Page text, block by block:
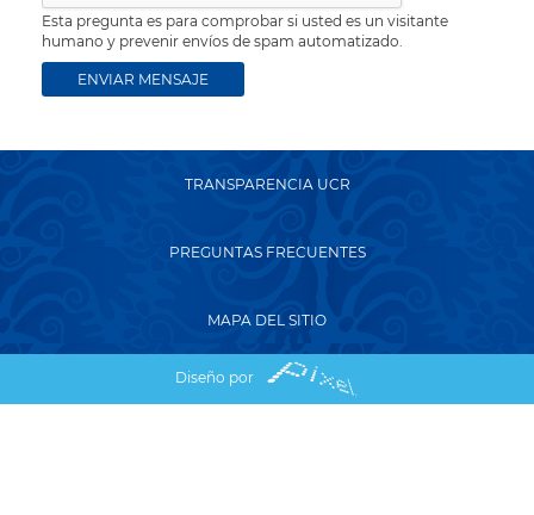
Esta pregunta es para comprobar si usted es un visitante
humano y prevenir envíos de spam automatizado.
TRANSPARENCIA UCR
PREGUNTAS FRECUENTES
MAPA DEL SITIO
Diseño por